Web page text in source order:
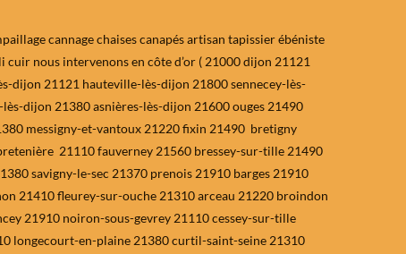
cannage chaises canapés artisan tapissier ébéniste
nous intervenons en côte d’or ( 21000 dijon 21121
dijon 21121 hauteville-lès-dijon 21800 sennecey-lès-
dijon 21380 asnières-lès-dijon 21600 ouges 21490
messigny-et-vantoux 21220 fixin 21490 bretigny
21110 fauverney 21560 bressey-sur-tille 21490
savigny-le-sec 21370 prenois 21910 barges 21910
21410 fleurey-sur-ouche 21310 arceau 21220 broindon
21910 noiron-sous-gevrey 21110 cessey-sur-tille
longecourt-en-plaine 21380 curtil-saint-seine 21310